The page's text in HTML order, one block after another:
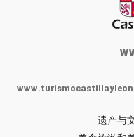
y
网
遗产与